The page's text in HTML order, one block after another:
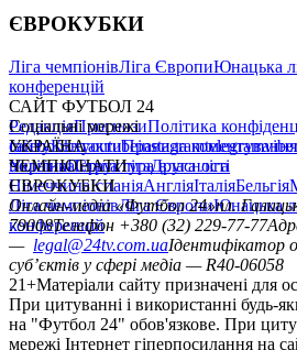
ЄВРОКУБКИ
Ліга чемпіонівЛіга ЄвропиЮнацька
конференцій
САЙТ ФУТБОЛ 24
РедакціяПрогнозиПолітика
сайтуКонтактиПравила коментування
політикаСтруктура власності
Соціальні мережі
facebookxyoutubeinstagramtelegram
УКРАЇНА
УкраїнаПерша лігаДруга ліга
ЧЕМПІОНАТИ
НімеччинаІспаніяАнгліяІталіяБельгія
ЄВРОКУБКИ
Ліга чемпіонівЛіга ЄвропиЮнацька
конференцій
Онлайн-медіа «Футбол 24»пл.
79008Телефон +380 (32) 229-77-77
— legal@24tv.com.uaІдентифікатор
суб’єктів у сфері медіа — R40-06058
21+Матеріали сайту призначені для
При цитуванні і використанні будь-
на "Футбол 24" обов'язкове. При
мережі Інтернет гіперпосилання на